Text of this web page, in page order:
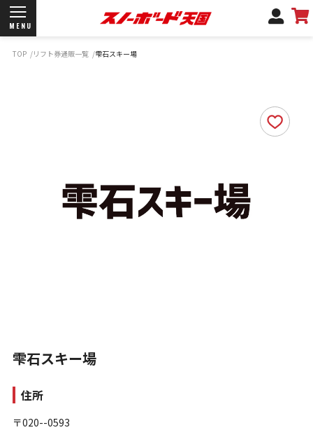
MENU
サポートデスク
弊社名義の郵便について
TOP リフト券通販一覧 雫石スキー場
雫石スキー場
住所
〒020--0593